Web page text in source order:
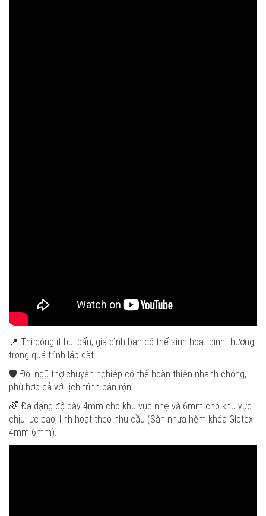
📍 Thi công ít bụi bẩn, gia đình bạn có thể sinh hoạt bình thường
trong quá trình lắp đặt.
🛡️ Đội ngũ thợ chuyên nghiệp có thể hoàn thiện nhanh chóng,
phù hợp cả với lịch trình bận rộn.
🌈 Đa dạng độ dày 4mm cho khu vực nhẹ và 6mm cho khu vực
chịu lực cao, linh hoạt theo nhu cầu (Sàn nhựa hèm khóa Glotex
4mm 6mm).